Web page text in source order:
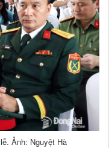
Ảnh: Nguyệt Hà